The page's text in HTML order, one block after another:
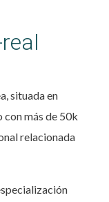
situada en
más de 50k
relacionada